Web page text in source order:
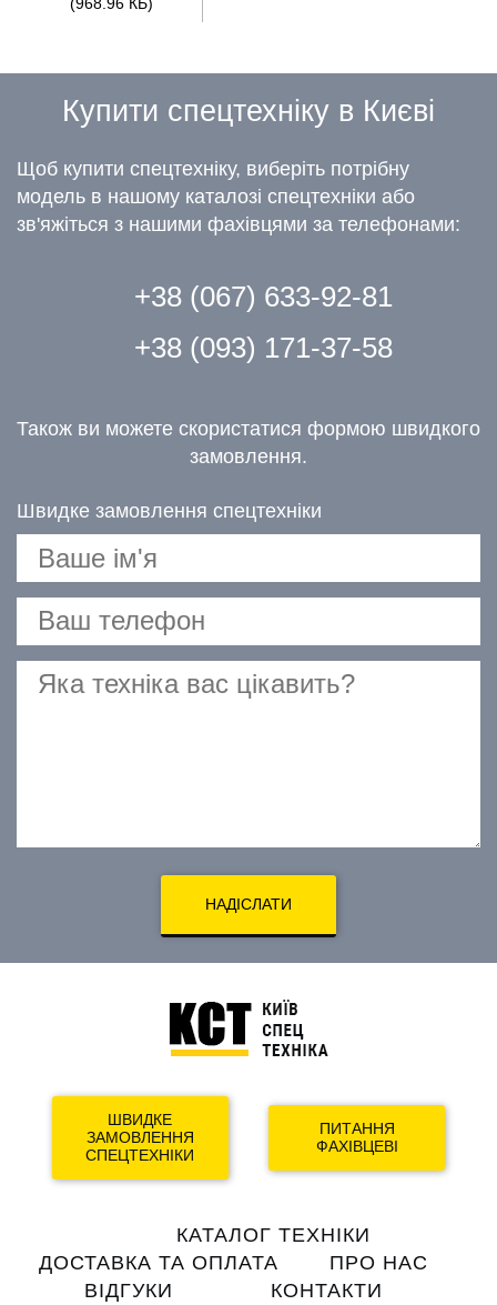
Купити спецтехніку в Києві
Щоб купити спецтехніку, виберіть потрібну
модель в нашому каталозі спецтехніки або
зв'яжіться з нашими фахівцями за телефонами:
+38 (067) 633-92-81
+38 (093) 171-37-58
Також ви можете скористатися формою швидкого
замовлення.
Швидке замовлення спецтехніки
НАДІСЛАТИ
ШВИДКЕ
ЗАМОВЛЕННЯ
СПЕЦТЕХНІКИ
ПИТАННЯ
ФАХІВЦЕВІ
navigation
КАТАЛОГ ТЕХНІКИ
ДОСТАВКА ТА ОПЛАТА
ПРО НАС
ВІДГУКИ
КОНТАКТИ